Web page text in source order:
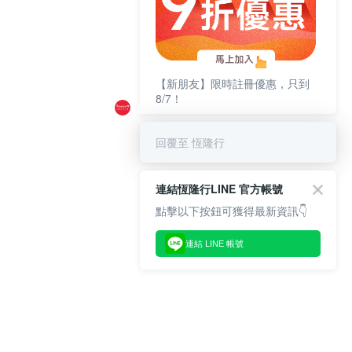
【新朋友】限時註冊優惠，只到
8/7！
回覆至 恆隆行
連結恆隆行LINE 官方帳號
點擊以下按鈕可獲得最新資訊👇
連結 LINE 帳號